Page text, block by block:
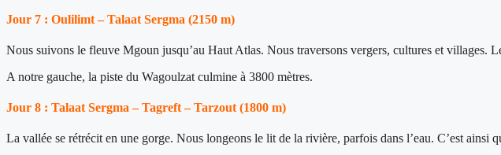
Jour 7 : Oulilimt – Talaat Sergma (2150 m)
Nous suivons le fleuve Mgoun jusqu’au Haut Atlas. Nous traversons vergers, cultures et villages.
A notre gauche, la piste du Wagoulzat culmine à 3800 mètres.
Jour 8 : Talaat Sergma – Tagreft – Tarzout (1800 m)
La vallée se rétrécit en une gorge. Nous longeons le lit de la rivière, parfois dans l’eau. C’est ainsi